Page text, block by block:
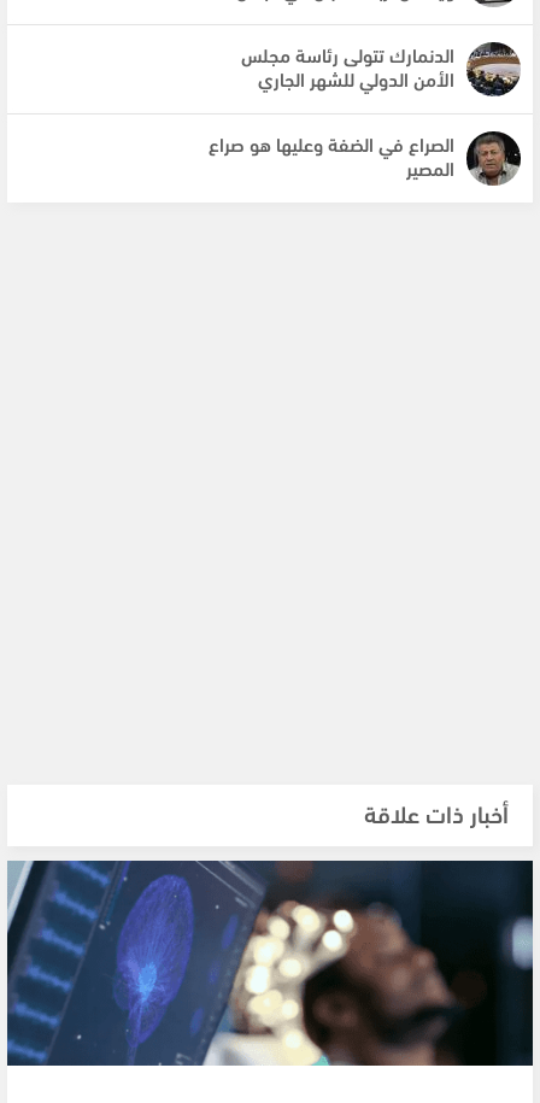
الدنمارك تتولى رئاسة مجلس
الأمن الدولي للشهر الجاري
الصراع في الضفة وعليها هو صراع
المصير
أخبار ذات علاقة